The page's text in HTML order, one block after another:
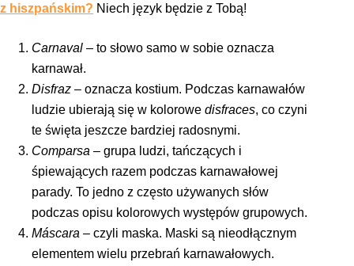
z hiszpańskim? Niech język będzie z Tobą!
Carnaval – to słowo samo w sobie oznacza
karnawał.
Disfraz – oznacza kostium. Podczas karnawałów
ludzie ubierają się w kolorowe disfraces, co czyni
te święta jeszcze bardziej radosnymi.
Comparsa – grupa ludzi, tańczących i
śpiewających razem podczas karnawałowej
parady. To jedno z często używanych słów
podczas opisu kolorowych występów grupowych.
Máscara – czyli maska. Maski są nieodłącznym
elementem wielu przebrań karnawałowych.